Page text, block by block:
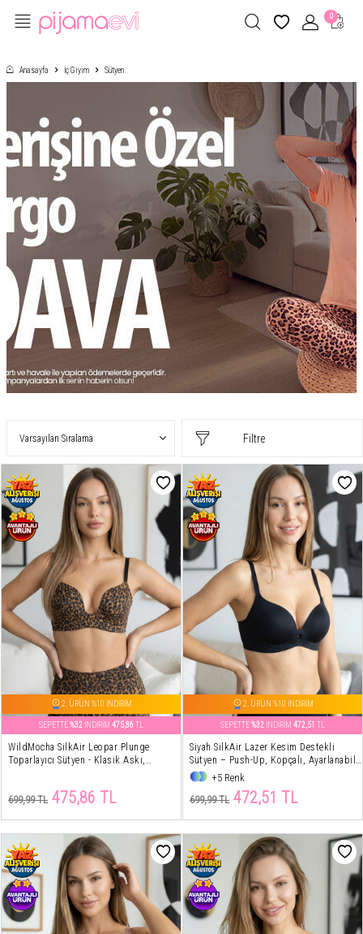
0
Anasayfa İç Giyim Sütyen
Filtre
2. ÜRÜN %10 İNDİRİM
SEPETTE%32 İNDİRİM 475,86 TL
WildMocha SilkAir Leopar Plunge
Toparlayıcı Sütyen - Klasik Askı,
699,99 TL 475,86 TL
2. ÜRÜN %10 İNDİRİM
SEPETTE%32 İNDİRİM 472,51 TL
Siyah SilkAir Lazer Kesim Destekli
Sütyen – Push-Up, Kopçalı, Ayarlanabilir
Askı, İz Yapmayan
+5 Renk
699,99 TL 472,51 TL